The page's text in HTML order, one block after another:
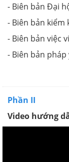
- Biên bản Đại
- Biên bản kiểm
- Biên bản việc
- Biên bản pháp
Phần II
Video hướng